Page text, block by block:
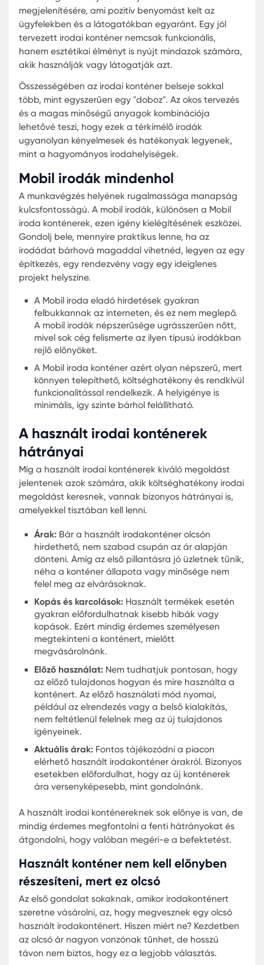
Amikor irodai tereket keresünk, fontos, hogy az
mértékben megfeleljen a vállalati igényeknek. Az
irodai konténerek előnye, hogy testreszabhatók,
pontosan az Ön igényeihez igazíthatók. De
lehet ezt a legjobban kihasználni?
Személyre szabott tervezés:Az irodai konténerek
belső elrendezése és kinézete könnyen
testreszabható. Akár egy nyitott terű irodát, akár
kisebb, privát irodákat szeretne létrehozni,
lehetséges.
Mobil megoldások:
A Mobil iroda konténer
teszi, hogy az irodáját bárhová magával vigye.
megoldás építési helyszínekre, rendezvényekre
ideiglenes projektekhez. Rugalmasan
könnyen szállítható.
Gazdaságosság:Az irodai konténerrel nemcsak
egyedi, hanem költséghatékony megoldást is
kínálunk. Nincs szükség hosszú távú bérlésre
drága építési projektekre. És ha már nincs rá
az irodakonténer értékesítése a piaci árnál
magasabb visszavásárlási értéket garantál.
Környezetbarát:
A konténerek újrahasznosítható
anyagokból készülnek és kevesebb építési
generálnak, így kisebb a környezeti lábnyomuk.
Amikor irodai konténert tervez, gondolja át,
igényei vannak, és milyen elrendezést szeretne.
Legyen az egy nagy terű iroda vagy több kisebb
helyiség, az irodai konténerekkel minden
A lényeg, hogy az iroda tükrözze a vállalat
személyiségét és igényeit. Ebben a folyamatban
konténer az Ön legjobb társa lehet.
Irodai konténer belseje
Az irodai konténer belsejének megtervezése
jelentőségű, amikor a kényelemről és a
funkcionalitásról van szó. Az elmúlt években az
konténerek egyre népszerűbbé váltak, és sokan
felfedezték, hogy ezek a kompakt építészeti
meglepően sokoldalúak és kényelmesek
Az irodai konténer belseje gyakran sokkal
mint azt első pillantásra gondolnánk. Az okos
elrendezésnek és a hatékony térkihasználásnak
köszönhetően ezek az irodák nem éreznek
vagy szűknek. Emellett a nagy ablakoknak
köszönhetően természetes fény árasztja el az
teret, ami kellemes és produktív
teremt.
Az ergonómiai tervezés szintén fontos szerepet
az irodai konténer belsejének kialakításában. A
bútorok és a tárolórendszerek úgy vannak
elrendezve, hogy maximalizálják a rendelkezésre
teret, ugyanakkor kényelmes és hatékony
A korszerű irodai konténerek gyakran magas
minőségű izolációt és hőszabályozási
tartalmaznak, biztosítva ezzel a megfelelő
hőmérsékletet és komfortot az év minden
További előny, hogy ezek az irodák
anyagokból készülnek, így kisebb környezeti